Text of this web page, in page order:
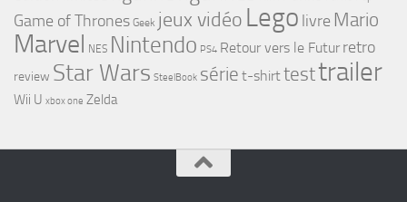
Game of Thrones Geek jeux vidéo Lego livre Mario
Marvel NES Nintendo PS4 Retour vers le Futur retro
review Star Wars SteelBook série t-shirttesttrailer
Wii U xbox one Zelda